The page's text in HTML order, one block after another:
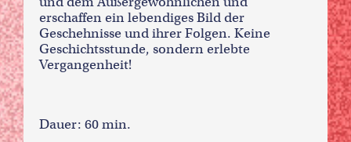
erschaffen ein lebendiges Bild der
Geschehnisse und ihrer Folgen. Keine
Geschichtsstunde, sondern erlebte
Vergangenheit!
Dauer: 60 min.